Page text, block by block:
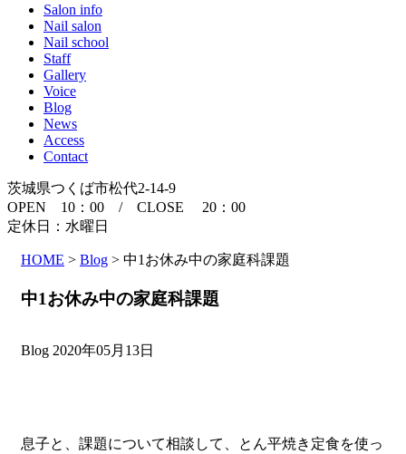
Salon info
Nail salon
Nail school
Staff
Gallery
Voice
Blog
News
Access
Contact
茨城県つくば市松代2-14-9
OPEN 10：00 / CLOSE 20：00
定休日：水曜日
HOME > Blog > 中1お休み中の家庭科課題
中1お休み中の家庭科課題
Blog 2020年05月13日
息子と、課題について相談して、とん平焼き定食を使っ